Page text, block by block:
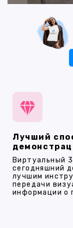
Лучший
Виртуальный
сегодняшний
лучшим
передачи
информации о